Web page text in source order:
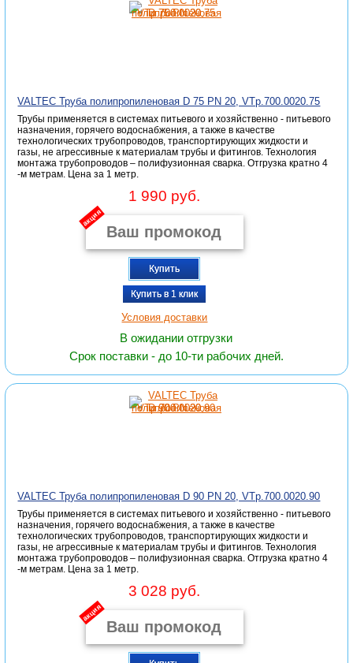
VALTEC Труба полипропиленовая D 75 PN 20, VTp.700.0020.75
Трубы применяется в системах питьевого и хозяйственно - питьевого
назначения, горячего водоснабжения, а также в качестве
технологических трубопроводов, транспортирующих жидкости и
газы, не агрессивные к материалам трубы и фитингов. Технология
монтажа трубопроводов – полифузионная сварка. Отгрузка кратно 4
-м метрам. Цена за 1 метр.
1 990 руб.
акция
Купить
Купить в 1 клик
Условия доставки
В ожидании отгрузки
Срок поставки - до 10-ти рабочих дней.
VALTEC Труба полипропиленовая D 90 PN 20, VTp.700.0020.90
Трубы применяется в системах питьевого и хозяйственно - питьевого
назначения, горячего водоснабжения, а также в качестве
технологических трубопроводов, транспортирующих жидкости и
газы, не агрессивные к материалам трубы и фитингов. Технология
монтажа трубопроводов – полифузионная сварка. Отгрузка кратно 4
-м метрам. Цена за 1 метр.
3 028 руб.
акция